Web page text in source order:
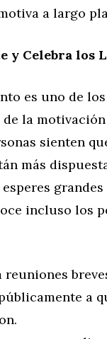
a largo
y Celebra los
es uno de
la
sienten
más
incluso los
reuniones
a